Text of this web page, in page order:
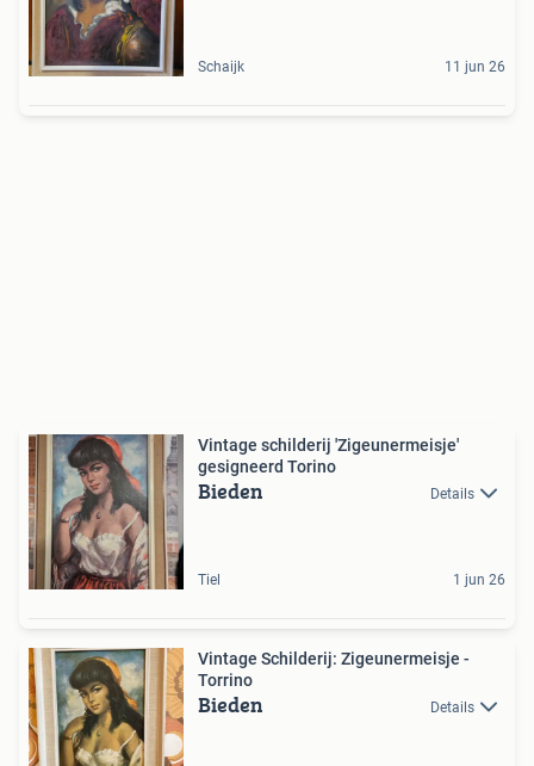
Schaijk 11 jun 26
Vintage schilderij 'Zigeunermeisje'
gesigneerd Torino
Bieden Details
Tiel 1 jun 26
Vintage Schilderij: Zigeunermeisje -
Torrino
Bieden Details